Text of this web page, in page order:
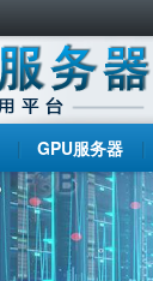
GPU服务器